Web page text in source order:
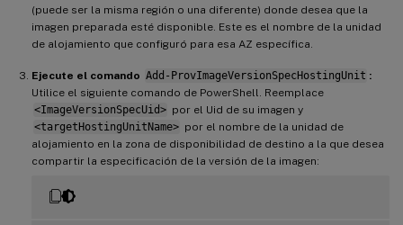
(puede ser la misma región o una diferente) donde desea que la
imagen preparada esté disponible. Este es el nombre de la unidad
de alojamiento que configuró para esa AZ específica.
Ejecute el comando Add-ProvImageVersionSpecHostingUnit :
Utilice el siguiente comando de PowerShell. Reemplace
<ImageVersionSpecUid> por el Uid de su imagen y
<targetHostingUnitName> por el nombre de la unidad de
alojamiento en la zona de disponibilidad de destino a la que desea
compartir la especificación de la versión de la imagen: